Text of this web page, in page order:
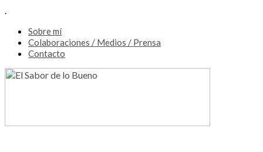
.
Sobre mí
Colaboraciones / Medios / Prensa
Contacto